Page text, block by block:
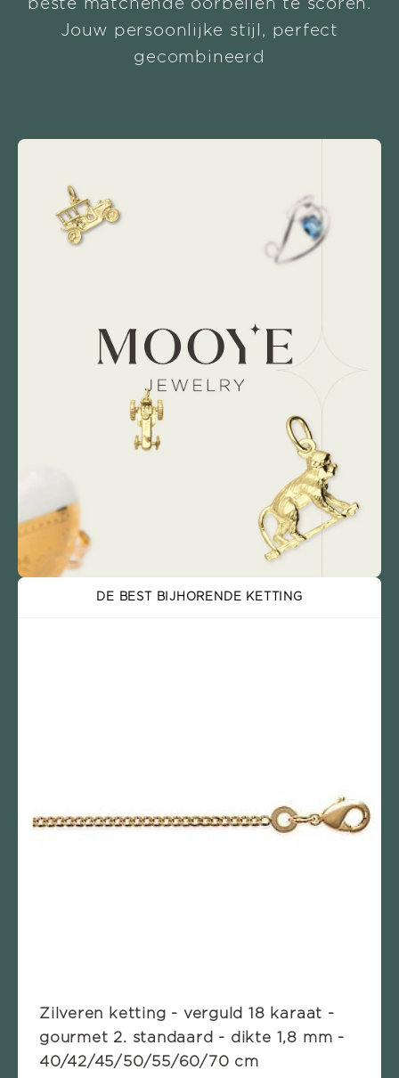
beste matchende oorbellen te scoren.
Jouw persoonlijke stijl, perfect
gecombineerd
DE BEST BIJHORENDE KETTING
Zilveren ketting - verguld 18 karaat -
gourmet 2. standaard - dikte 1,8 mm -
40/42/45/50/55/60/70 cm